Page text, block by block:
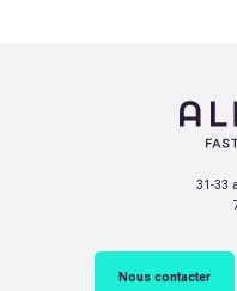
31-33
Nous contacter